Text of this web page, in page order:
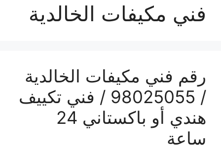
فني مكيفات الخالدية
رقم فني مكيفات الخالدية
/ 98025055 / فني تكييف
هندي أو باكستاني 24
ساعة